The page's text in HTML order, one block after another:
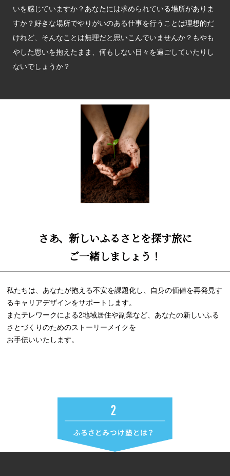
いを感じていますか？あなたには求められている場所がありま
すか？好きな場所でやりがいのある仕事を行うことは理想的だ
けれど、そんなことは無理だと思いこんでいませんか？もやも
やした思いを抱えたまま、何もしない日々を過ごしていたりし
ないでしょうか？
さあ、新しいふるさとを探す旅に
ご一緒しましょう！
私たちは、あなたが抱える不安を課題化し、自身の価値を再発見す
るキャリアデザインをサポートします。
またテレワークによる2地域居住や副業など、あなたの新しいふる
さとづくりのためのストーリーメイクを
お手伝いいたします。